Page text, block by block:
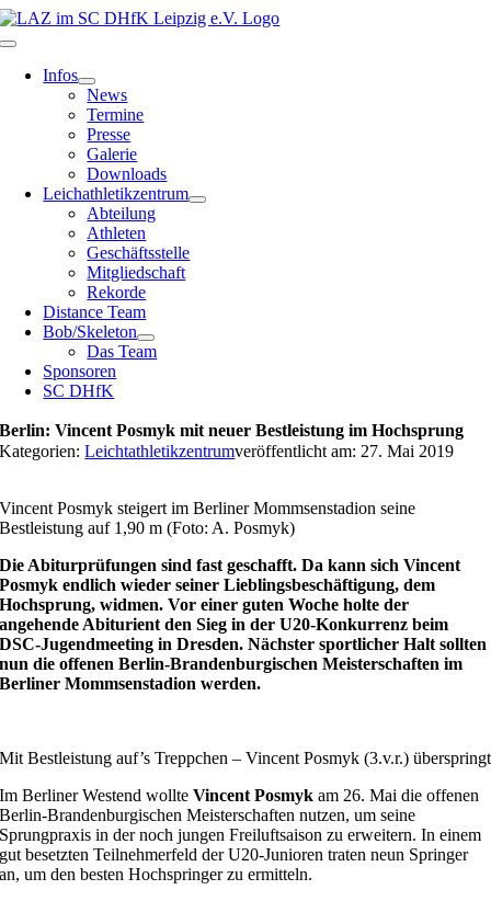
Zum
Inhalt
Toggle
Navigation
Infos
News
Termine
Presse
Galerie
Downloads
Leichathletikzentrum
Abteilung
Athleten
Geschäftsstelle
Mitgliedschaft
Rekorde
Distance Team
Bob/Skeleton
Das Team
Sponsoren
SC DHfK
Berlin: Vincent Posmyk mit neuer Bestleistung im Hochsprung
Kategorien:Leichtathletikzentrumveröffentlicht am: 27. Mai 2019
Vincent Posmyk steigert im Berliner Mommsenstadion seine
Bestleistung auf 1,90 m (Foto: A. Posmyk)
Die Abiturprüfungen sind fast geschafft. Da kann sich Vincent
Posmyk endlich wieder seiner Lieblingsbeschäftigung, dem
Hochsprung, widmen. Vor einer guten Woche holte der
angehende Abiturient den Sieg in der U20-Konkurrenz beim
DSC-Jugendmeeting in Dresden. Nächster sportlicher Halt sollten
nun die offenen Berlin-Brandenburgischen Meisterschaften im
Berliner Mommsenstadion werden.
Mit Bestleistung auf’s Treppchen – Vincent Posmyk (3.v.r.)
Im Berliner Westend wollteVincent Posmyk am 26. Mai die offenen
Berlin-Brandenburgischen Meisterschaften nutzen, um seine
Sprungpraxis in der noch jungen Freiluftsaison zu erweitern. In einem
gut besetzten Teilnehmerfeld der U20-Junioren traten neun Springer
an, um den besten Hochspringer zu ermitteln.